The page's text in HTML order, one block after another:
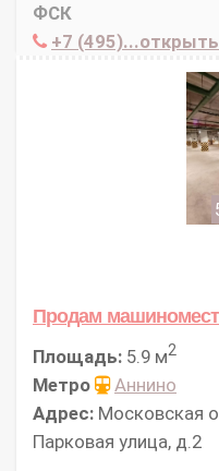
ФСК
+7
Продам
Площадь: 5.9 м2
Метро
Аннино
Адрес: Московская
Парковая улица, д.2